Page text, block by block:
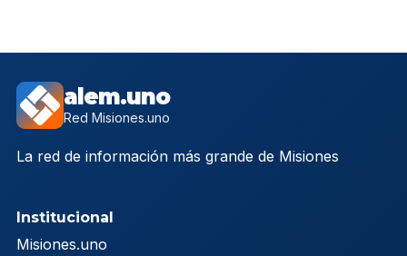
alem.uno
Red Misiones.uno
La red de información más grande de Misiones
Institucional
Misiones.uno